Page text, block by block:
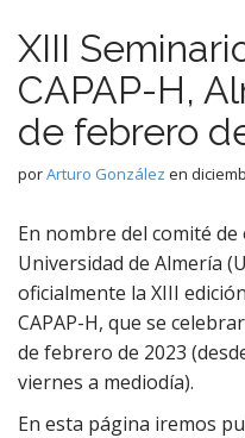
XIII
CAPAP-H,
de febrero
porArturo González en
En nombre del comité
Universidad de Almería
oficialmente la XIII
CAPAP-H, que se
de febrero de 2023
viernes a mediodía).
En esta página iremos